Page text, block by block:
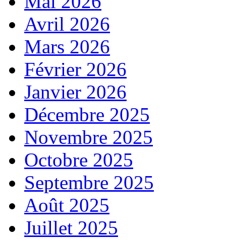
Avril 2026
Mars 2026
Février 2026
Janvier 2026
Décembre 2025
Novembre 2025
Octobre 2025
Septembre 2025
Août 2025
Juillet 2025